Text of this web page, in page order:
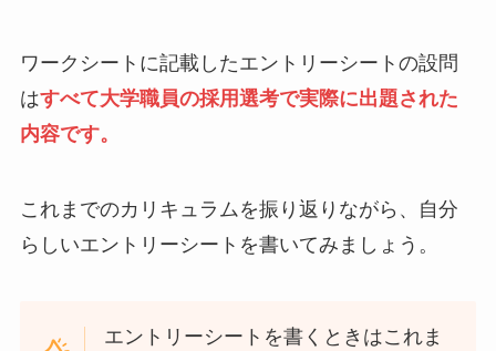
ワークシートに記載したエントリーシートの設問
はすべて大学職員の採用選考で実際に出題された
内容です。
これまでのカリキュラムを振り返りながら、自分
らしいエントリーシートを書いてみましょう。
エントリーシートを書くときはこれま